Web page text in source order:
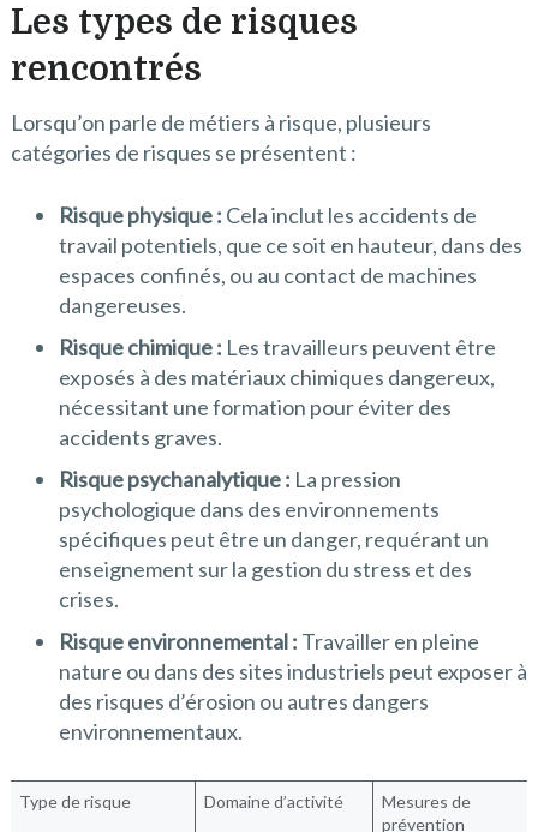
Les types de risques
rencontrés
Lorsqu’on parle de métiers à risque, plusieurs
catégories de risques se présentent :
Risque physique : Cela inclut les accidents de
travail potentiels, que ce soit en hauteur, dans des
espaces confinés, ou au contact de machines
dangereuses.
Risque chimique : Les travailleurs peuvent être
exposés à des matériaux chimiques dangereux,
nécessitant une formation pour éviter des
accidents graves.
Risque psychanalytique : La pression
psychologique dans des environnements
spécifiques peut être un danger, requérant un
enseignement sur la gestion du stress et des
crises.
Risque environnemental : Travailler en pleine
nature ou dans des sites industriels peut exposer à
des risques d’érosion ou autres dangers
environnementaux.
Type de risque Domaine d’activité
Mesures de
prévention